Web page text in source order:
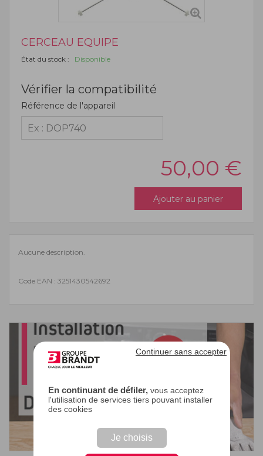
En continuant de défiler,vous acceptez
l'utilisation de services tiers pouvant installer
des cookies
Je choisis
Continuer sans accepter
CERCEAU EQUIPE
État du stock : Disponible
Vérifier la compatibilité
Référence de l'appareil
50,00 €
Ajouter au panier
Aucune description.
Code EAN : 3251430542692